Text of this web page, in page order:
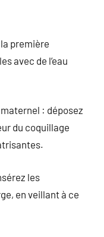
première
avec de l’eau
: déposez
du coquillage
les
en veillant à ce